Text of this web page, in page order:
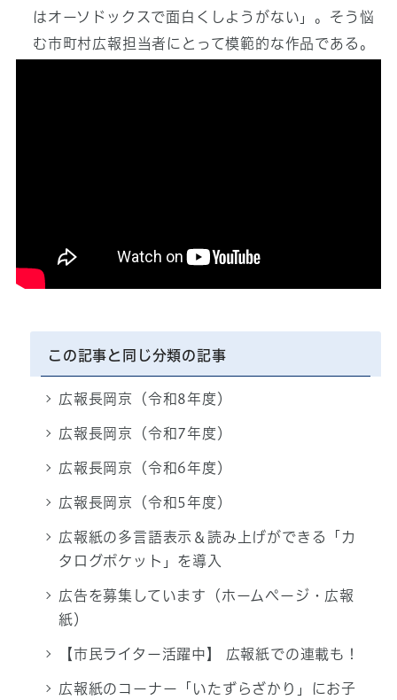
はオーソドックスで面白くしようがない」。そう悩
む市町村広報担当者にとって模範的な作品である。
再生時間：2分
この記事と同じ分類の記事
広報長岡京（令和8年度）
広報長岡京（令和7年度）
広報長岡京（令和6年度）
広報長岡京（令和5年度）
広報紙の多言語表示＆読み上げができる「カ
タログポケット」を導入
広告を募集しています（ホームページ・広報
紙）
【市民ライター活躍中】 広報紙での連載も！
広報紙のコーナー「いたずらざかり」にお子